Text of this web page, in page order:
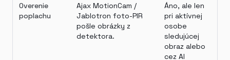
Overenie
poplachu
Ajax MotionCam /
Jablotron foto-PIR
pošle obrázky z
detektora.
Áno, ale len
pri aktívnej
osobe
sledujúcej
obraz alebo
cez AI